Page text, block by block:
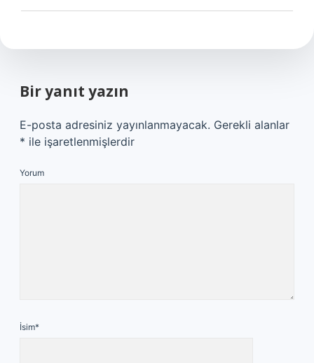
Bir yanıt yazın
E-posta adresiniz yayınlanmayacak. Gerekli alanlar
* ile işaretlenmişlerdir
Yorum
İsim*